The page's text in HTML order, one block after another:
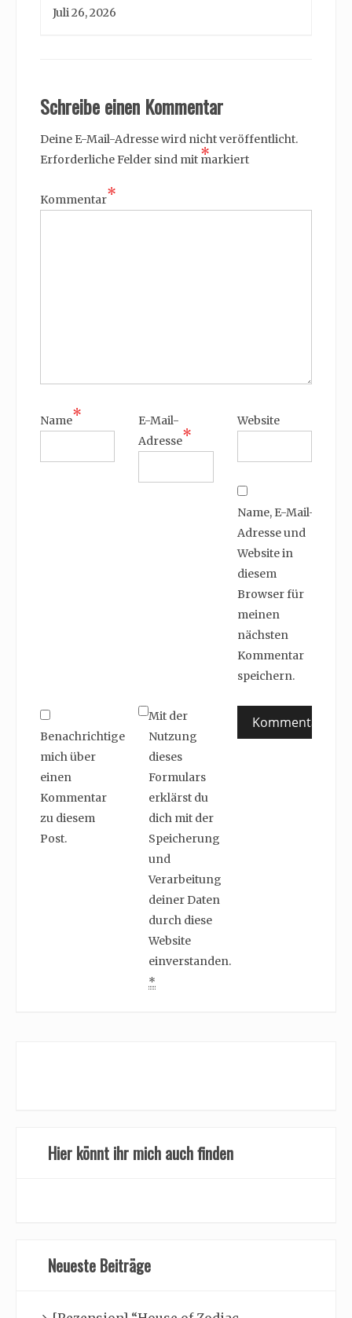
Juli 26, 2026
Schreibe einen Kommentar
Deine E-Mail-Adresse wird nicht veröffentlicht.
Erforderliche Felder sind mit *
markiert
Kommentar*
Name*
E-Mail-
Adresse*
Website
Name, E-Mail-
Adresse und
Website in
diesem
Browser für
meinen
nächsten
Kommentar
speichern.
Benachrichtige
mich über
einen
Kommentar
zu diesem
Post.
Mit der
Nutzung
dieses
Formulars
erklärst du
dich mit der
Speicherung
und
Verarbeitung
deiner Daten
durch diese
Website
einverstanden.
*
Hier könnt ihr mich auch finden
Neueste Beiträge